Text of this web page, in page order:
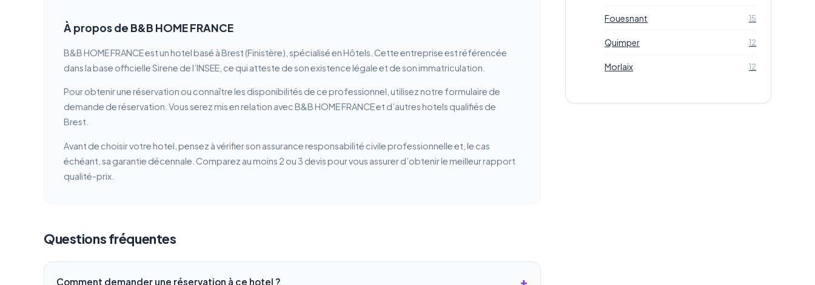
À propos de B&B HOME FRANCE
B&B HOME FRANCE est un hotel basé à Brest (Finistère), spécialisé en Hôtels. Cette entreprise est référencée
dans la base officielle Sirene de l’INSEE, ce qui atteste de son existence légale et de son immatriculation.
Pour obtenir une réservation ou connaître les disponibilités de ce professionnel, utilisez notre formulaire de
demande de réservation. Vous serez mis en relation avec B&B HOME FRANCE et d’autres hotels qualifiés de
Brest.
Avant de choisir votre hotel, pensez à vérifier son assurance responsabilité civile professionnelle et, le cas
échéant, sa garantie décennale. Comparez au moins 2 ou 3 devis pour vous assurer d’obtenir le meilleur rapport
qualité-prix.
Questions fréquentes
Comment demander une réservation à ce hotel ?
Fouesnant 15
Quimper 12
Morlaix 12